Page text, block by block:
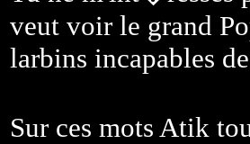
veut voir le grand
larbins incapables
Sur ces mots Atik